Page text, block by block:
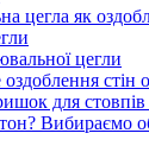
цегла як
цегли
оздоблення
для
Вибираємо